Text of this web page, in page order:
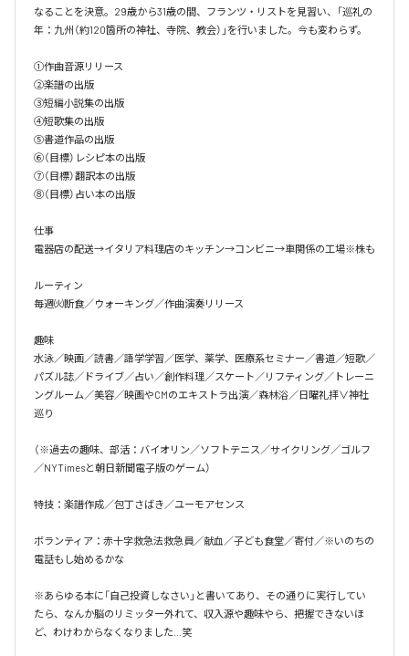
なることを決意。29歳から31歳の間、フランツ・リストを見習い、「巡礼の
年：九州（約120箇所の神社、寺院、教会）」を行いました。今も変わらず。
①作曲音源リリース
②楽譜の出版
③短編小説集の出版
④短歌集の出版
⑤書道作品の出版
⑥（目標）レシピ本の出版
⑦（目標）翻訳本の出版
⑧（目標）占い本の出版
仕事
電器店の配送→イタリア料理店のキッチン→コンビニ→車関係の工場※株も
ルーティン
毎週㈫断食／ウォーキング／作曲演奏リリース
趣味
水泳／映画／読書／語学学習／医学、薬学、医療系セミナー／書道／短歌／
パズル誌／ドライブ／占い／創作料理／スケート／リフティング／トレーニ
ングルーム／美容／映画やCMのエキストラ出演／森林浴／日曜礼拝∨神社
巡り
（※過去の趣味、部活：バイオリン／ソフトテニス／サイクリング／ゴルフ
／NYTimesと朝日新聞電子版のゲーム）
特技：楽譜作成／包丁さばき／ユーモアセンス
ボランティア：赤十字救急法救急員／献血／子ども食堂／寄付／※いのちの
電話もし始めるかな
※あらゆる本に「自己投資しなさい」と書いてあり、その通りに実行してい
たら、なんか脳のリミッター外れて、収入源や趣味やら、把握できないほ
ど、わけわからなくなりました…笑